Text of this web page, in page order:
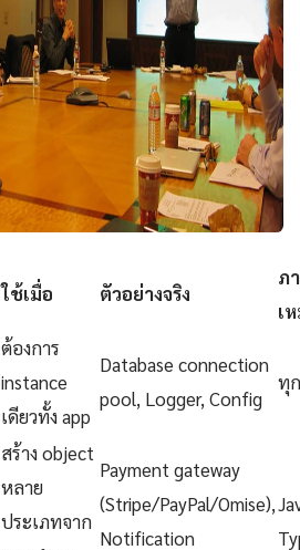
ใช้เมื่อ ตัวอย่างจริง
ภ
เ
ต้องการ
instance
เดียวทั้ง app
Database connection
pool, Logger, Config
ทุ
สร้าง object
หลาย
ประเภทจาก
Payment gateway
(Stripe/PayPal/Omise),
Notification